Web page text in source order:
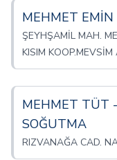
MEHMET EMİN
ŞEYHŞAMİL MAH.
KISIM
MEHMET TÜT
SOĞUTMA
RIZVANAĞA CAD.